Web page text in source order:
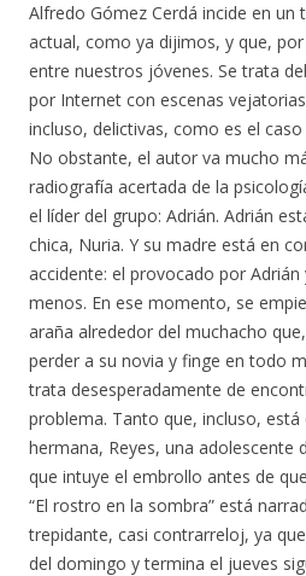
Alfredo Gómez Cerdá incide en un
actual, como ya dijimos, y que,
entre nuestros jóvenes. Se trata
por Internet con escenas
incluso, delictivas, como es el
No obstante, el autor va mucho
radiografía acertada de la
el líder del grupo: Adrián. Adrián
chica, Nuria. Y su madre está en
accidente: el provocado por
menos. En ese momento, se
araña alrededor del muchacho
perder a su novia y finge en todo
trata desesperadamente de
problema. Tanto que, incluso,
hermana, Reyes, una adolescente
que intuye el embrollo antes de
“El rostro en la sombra” está
trepidante, casi contrarreloj, ya
del domingo y termina el jueves